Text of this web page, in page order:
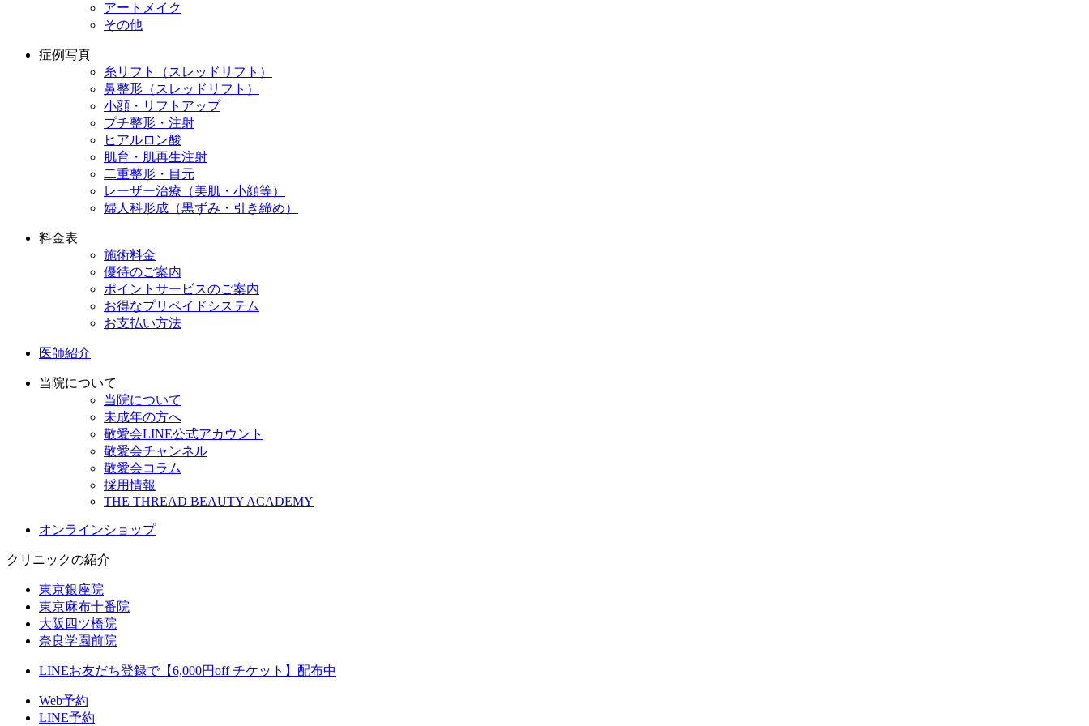
アートメイク
その他
症例写真
糸リフト（スレッドリフト）
鼻整形（スレッドリフト）
小顔・リフトアップ
プチ整形・注射
ヒアルロン酸
肌育・肌再生注射
二重整形・目元
レーザー治療（美肌・小顔等）
婦人科形成（黒ずみ・引き締め）
料金表
施術料金
優待のご案内
ポイントサービスのご案内
お得なプリペイドシステム
お支払い方法
医師紹介
当院について
当院について
未成年の方へ
敬愛会LINE公式アカウント
敬愛会チャンネル
敬愛会コラム
採用情報
THE THREAD BEAUTY ACADEMY
オンラインショップ
クリニックの紹介
東京銀座院
東京麻布十番院
大阪四ツ橋院
奈良学園前院
LINEお友だち登録で【6,000円off チケット】配布中
Web予約
LINE予約